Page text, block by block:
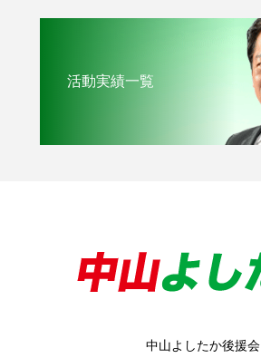
活動実績一覧
中山よしたか後援会